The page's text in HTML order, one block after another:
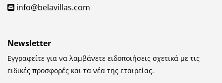
info@belavillas.com
Newsletter
Εγγραφείτε για να λαμβάνετε ειδοποιήσεις σχετικά με τις
ειδικές προσφορές και τα νέα της εταιρείας.